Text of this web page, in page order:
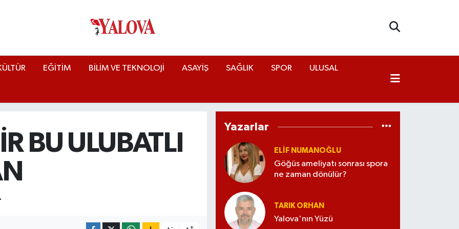
EĞİTİM BİLİM VE TEKNOLOJİ ASAYİŞ SAĞLIK SPOR ULUSAL
BU ULUBATLI
- +
Yazarlar
ELİF NUMANOĞLU
Göğüs ameliyatı sonrası spora
ne zaman dönülür?
TARIK ORHAN
Yalova'nın Yüzü